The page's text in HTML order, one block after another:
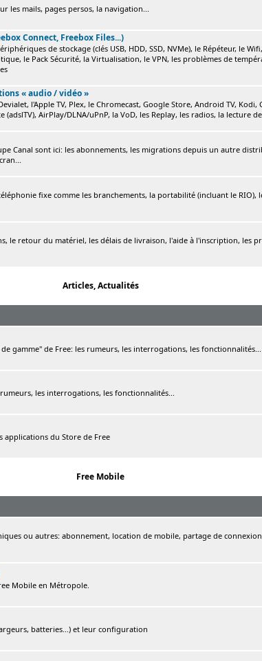
les mails, pages persos, la navigation...
Connect, Freebox Files...)
de stockage (clés USB, HDD, SSD, NVMe), le Répéteur, le
le Pack Sécurité, la Virtualisation, le VPN, les problèmes de
« audio / vidéo »
l'Apple TV, Plex, le Chromecast, Google Store, Android TV, Kodi,
AirPlay/DLNA/uPnP, la VoD, les Replay, les radios, la lecture
Canal sont ici: les abonnements, les migrations depuis un autre
fixe comme les branchements, la portabilité (incluant le RIO),
le retour du matériel, les délais de livraison, l'aide à l'inscription, les
Articles, Actualités
gamme" de Free: les rumeurs, les interrogations, les fonctionnalités...
les interrogations, les fonctionnalités...
applications du Store de Free
Free Mobile
ou autres: abonnement, location de mobile, partage de
Mobile en Métropole.
batteries...) et leur configuration